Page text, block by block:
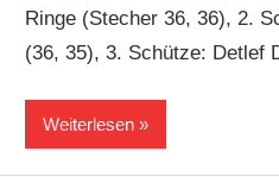
Ringe (Stecher 36, 36), 2.
(36, 35), 3. Schütze: Detlef
Weiterlesen